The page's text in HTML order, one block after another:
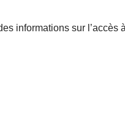
informations sur l’accès à